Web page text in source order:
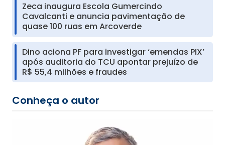
Zeca inaugura Escola Gumercindo
Cavalcanti e anuncia pavimentação de
quase 100 ruas em Arcoverde
Dino aciona PF para investigar ‘emendas PIX’
após auditoria do TCU apontar prejuízo de
R$ 55,4 milhões e fraudes
Conheça o autor